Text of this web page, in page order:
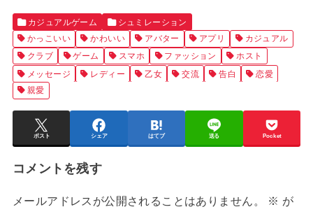
カジュアルゲーム
シュミレーション
かっこいい
かわいい アバター アプリ
カジュアル
クラブ
ゲーム スマホ ファッション
ホスト
メッセージ
レディー 乙女 交流 告白
恋愛
親愛
ポスト シェア はてブ 送る Pocket
コメントを残す
メールアドレスが公開されることはありません。 ※ が